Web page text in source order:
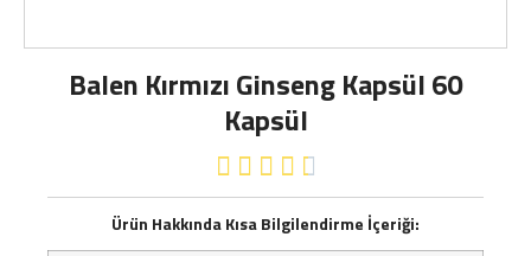
Balen Kırmızı Ginseng Kapsül 60
Kapsül
    
Ürün Hakkında Kısa Bilgilendirme İçeriği: